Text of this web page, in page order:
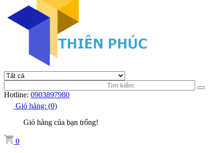
Hotline: 0903897980
Giỏ hàng: (0)
Giỏ hàng của bạn trống!
0